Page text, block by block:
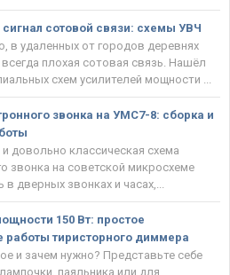
сигнал сотовой связи: схемы УВЧ
в удаленных от городов деревнях
всегда плохая сотовая связь. Нашёл
схем усилителей мощности ...
звонка на УМС7-8: сборка и
и довольно классическая схема
звонка на советской микросхеме
дверных звонках и часах,...
150 Вт: простое
работы тиристорного диммера
и зачем нужно? Представьте себе
паяльника или для